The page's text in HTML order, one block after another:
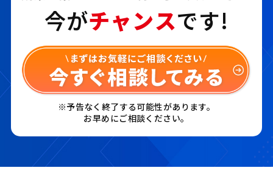
今がチャンスです!
※予告なく終了する可能性があります。
お早めにご相談ください。